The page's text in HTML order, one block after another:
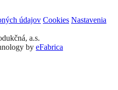
údajov Cookies Nastavenia
a.s.
by eFabrica